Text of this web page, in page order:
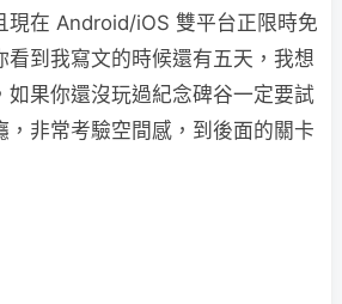
現在 Android/iOS 雙平台正限時免
看到我寫文的時候還有五天，我想
如果你還沒玩過紀念碑谷一定要試
，非常考驗空間感，到後面的關卡